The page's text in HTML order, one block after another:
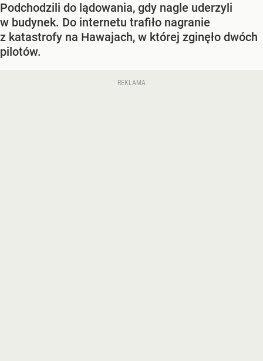
Podchodzili do lądowania, gdy nagle uderzyli
w budynek. Do internetu trafiło nagranie
z katastrofy na Hawajach, w której zginęło dwóch
pilotów.